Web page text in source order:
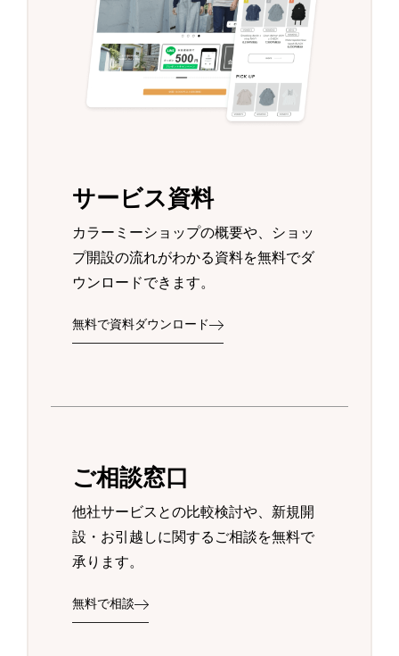
サービス資料
カラーミーショップの概要や、ショッ
プ開設の流れがわかる資料を無料でダ
ウンロードできます。
無料で資料ダウンロード
ご相談窓口
他社サービスとの比較検討や、新規開
設・お引越しに関するご相談を無料で
承ります。
無料で相談